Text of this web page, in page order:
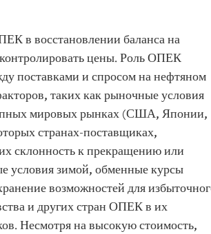
в восстановлении баланса на
цены. Роль ОПЕК
поставками и спросом на нефтяном
таких как рыночные условия
мировых рынках (США, Японии,
странах-поставщиках,
склонность к прекращению или
условия зимой, обменные курсы
возможностей для
и других стран ОПЕК в их
Несмотря на высокую стоимость,